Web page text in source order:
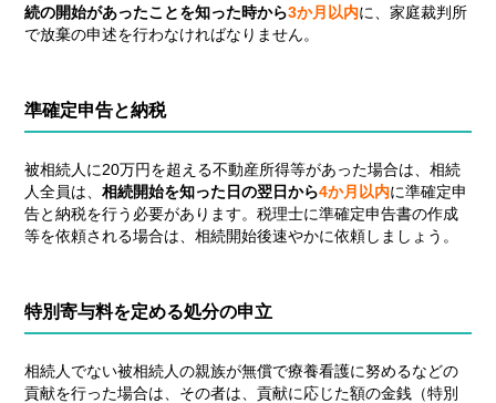
続の開始があったことを知った時から3か月以内に、家庭裁判所
で放棄の申述を行わなければなりません。
準確定申告と納税
被相続人に20万円を超える不動産所得等があった場合は、相続
人全員は、相続開始を知った日の翌日から4か月以内に準確定申
告と納税を行う必要があります。税理士に準確定申告書の作成
等を依頼される場合は、相続開始後速やかに依頼しましょう。
特別寄与料を定める処分の申立
相続人でない被相続人の親族が無償で療養看護に努めるなどの
貢献を行った場合は、その者は、貢献に応じた額の金銭（特別